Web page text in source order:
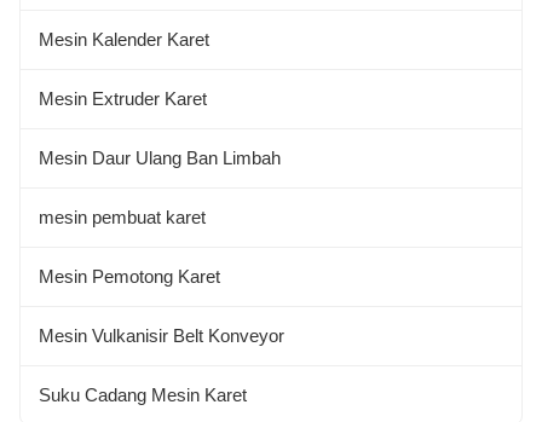
Mesin Kalender Karet
Mesin Extruder Karet
Mesin Daur Ulang Ban Limbah
mesin pembuat karet
Mesin Pemotong Karet
Mesin Vulkanisir Belt Konveyor
Suku Cadang Mesin Karet